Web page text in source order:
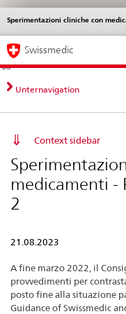
Navigazione
diretta:
novità,
aspetti
contatto
Novità &
Sperimentazioni cliniche con
Service
Navigation
Swissmedic
Unternavigation
Context sidebar
medicamenti -
2
21.08.2023
A fine marzo 2022, il
provvedimenti per
posto fine alla situazione
Guidance of Swissmedic